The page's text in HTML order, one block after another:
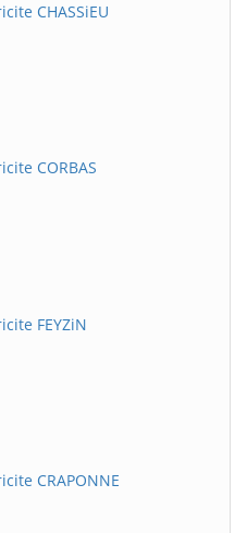
CHASSiEU
CORBAS
FEYZiN
CRAPONNE